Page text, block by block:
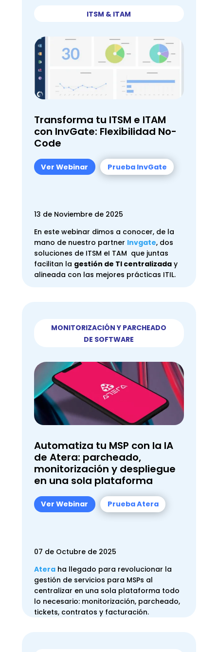
ITSM & ITAM
Transforma tu ITSM e ITAM
con InvGate: Flexibilidad No-
Code
Ver Webinar Prueba InvGate
13 de Noviembre de 2025
En este webinar dimos a conocer, de la
mano de nuestro partner Invgate, dos
soluciones deITSM eI TAM que juntas
facilitan la gestión de TI centralizaday
alineada con las mejores prácticas ITIL.
MONITORIZACIÓN Y PARCHEADO
DE SOFTWARE
Automatiza tu MSP con la IA
de Atera: parcheado,
monitorización y despliegue
en una sola plataforma
Ver Webinar Prueba Atera
07 de Octubre de 2025
Ateraha llegado para revolucionar la
gestión de servicios para MSPs al
centralizar en una sola plataforma todo
lo necesario: monitorización, parcheado,
tickets, contratos y facturación.